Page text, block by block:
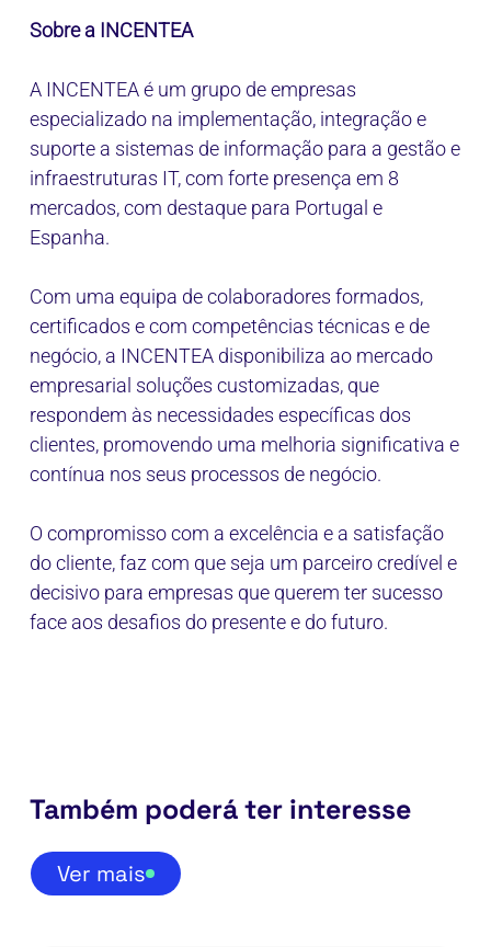
Sobre a INCENTEA
A INCENTEA é um grupo de empresas
especializado na implementação, integração e
suporte a sistemas de informação para a gestão e
infraestruturas IT, com forte presença em 8
mercados, com destaque para Portugal e
Espanha.
Com uma equipa de colaboradores formados,
certificados e com competências técnicas e de
negócio, a INCENTEA disponibiliza ao mercado
empresarial soluções customizadas, que
respondem às necessidades específicas dos
clientes, promovendo uma melhoria significativa e
contínua nos seus processos de negócio.
O compromisso com a excelência e a satisfação
do cliente, faz com que seja um parceiro credível e
decisivo para empresas que querem ter sucesso
face aos desafios do presente e do futuro.
Também poderá ter interesse
Ver mais